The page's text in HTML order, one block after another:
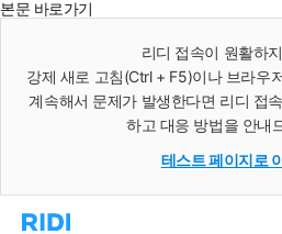
본문 바로가기
리디 접속이 원활하
강제 새로 고침(Ctrl + F5)이나 브라우
계속해서 문제가 발생한다면 리디 접
하고 대응 방법을 안내
테스트 페이지로
리